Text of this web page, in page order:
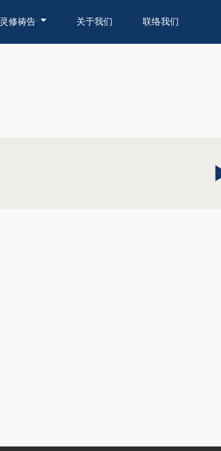
灵修祷告 关于我们 联络我们